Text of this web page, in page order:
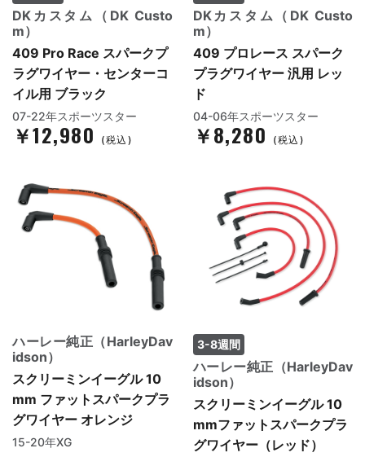
DKカスタム（DK Custo
m）
409 Pro Race スパークプ
ラグワイヤー・センターコ
イル用 ブラック
07-22年スポーツスター
￥12,980 (税込)
DKカスタム（DK Custo
m）
409 プロレース スパーク
プラグワイヤー 汎用 レッ
ド
04-06年スポーツスター
￥8,280 (税込)
ハーレー純正（HarleyDav
idson）
スクリーミンイーグル 10
mm ファットスパークプラ
グワイヤー オレンジ
15-20年XG
3-8週間
ハーレー純正（HarleyDav
idson）
スクリーミンイーグル 10
mmファットスパークプラ
グワイヤー（レッド）